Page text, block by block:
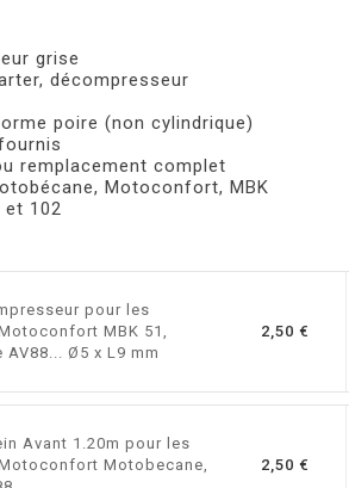
grise
décompresseur
poire (non cylindrique)
remplacement complet
Motoconfort, MBK
et 102
pour les
MBK 51,
Ø5 x L9 mm
2,50 €
Avant 1.20m pour les
Motobecane,
2,50 €